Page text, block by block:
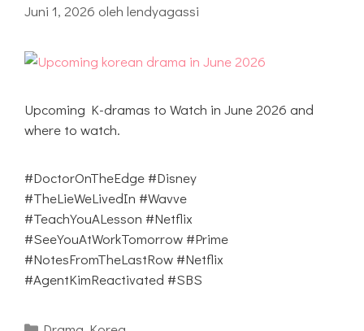
Juni 1, 2026 oleh lendyagassi
Upcoming K-dramas to Watch in June 2026 and
where to watch.
#DoctorOnTheEdge #Disney
#TheLieWeLivedIn #Wavve
#TeachYouALesson #Netflix
#SeeYouAtWorkTomorrow #Prime
#NotesFromTheLastRow #Netflix
#AgentKimReactivated #SBS
Kategori